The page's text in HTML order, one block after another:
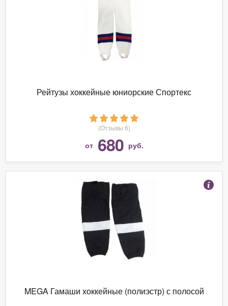
Рейтузы хоккейные юниорские Спортекс
(Отзывы 6)
от 680 руб.
MEGA Гамаши хоккейные (полиэстр) с полосой